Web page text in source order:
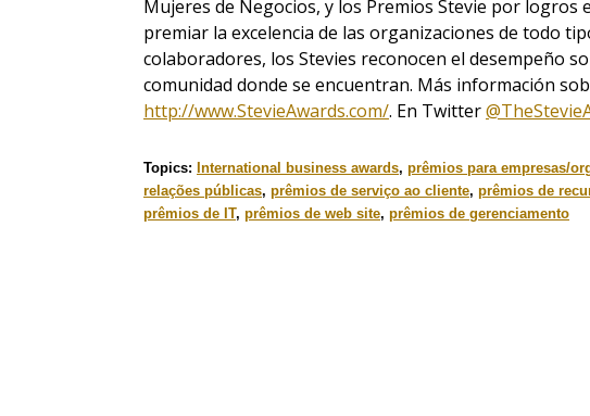
Mujeres de Negocios, y los Premios Stevie por logros
premiar la excelencia de las organizaciones de todo
colaboradores, los Stevies reconocen el desempeño
comunidad donde se encuentran. Más información
http://www.StevieAwards.com/. En Twitter
Topics: International business awards, prêmios para empresas/
relações públicas, prêmios de serviço ao cliente, prêmios de
prêmios de IT, prêmios de web site, prêmios de gerenciamento